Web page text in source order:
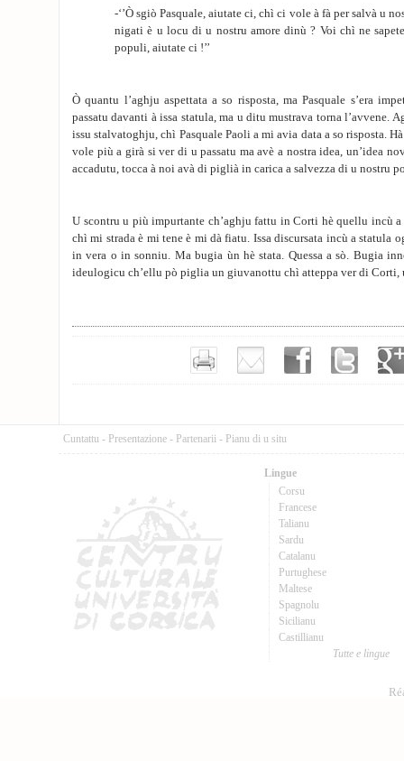
-‘’Ò sgiò Pasquale, aiutate ci, chì ci vole à fà per salvà u
nigati è u locu di u nostru amore dinù ? Voi chì ne
populi, aiutate ci !’’
Ò quantu l’aghju aspettata a so risposta, ma Pasquale s’era
passatu davanti à issa statula, ma u ditu mustrava torna l’avvene.
issu stalvatoghju, chì Pasquale Paoli a mi avia data a so risposta.
vole più a girà si ver di u passatu ma avè a nostra idea, un’idea
accadutu, tocca à noi avà di piglià in carica a salvezza di u nostru
U scontru u più impurtante ch’aghju fattu in Corti hè quellu incù
chì mi strada è mi tene è mi dà fiatu. Issa discursata incù a statula
in vera o in sonniu. Ma bugia ùn hè stata. Quessa a sò. Bugia
ideulogicu ch’ellu pò piglia un giuvanottu chì atteppa ver di Corti,
Cuntattu - Presentazione - Partenarii - Pianu di u situ
Lingue
Corsu
Francese
Talianu
Sardu
Catalanu
Purtughese
Maltese
Spagnolu
Sicilianu
Castillianu
Tutte e lingue